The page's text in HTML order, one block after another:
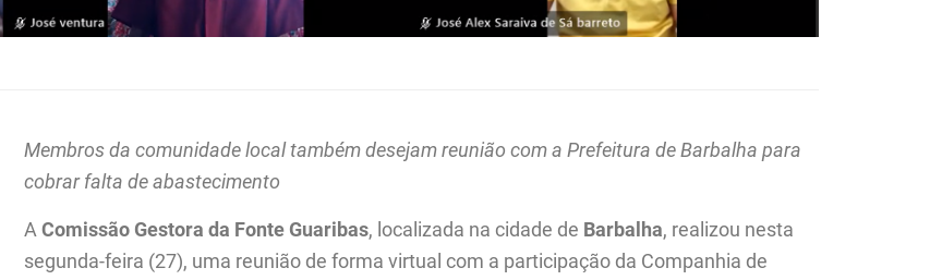
Membros da comunidade local também desejam reunião com a Prefeitura de Barbalha para
cobrar falta de abastecimento
AComissão Gestora da Fonte Guaribas, localizada na cidade de Barbalha, realizou nesta
segunda-feira (27), uma reunião de forma virtual com a participação da Companhia de